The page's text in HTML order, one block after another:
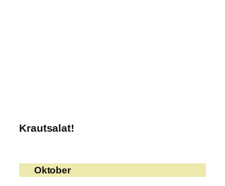
Krautsalat!
Oktober